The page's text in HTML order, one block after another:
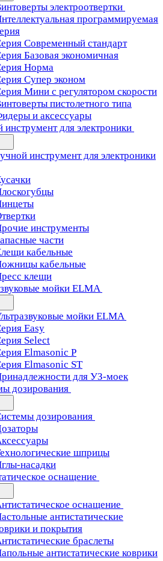
электроотвертки
программируемая
Современный стандарт
Базовая экономичная
Норма
Cупер эконом
Мини с регулятором скорости
пистолетного типа
и аксессуары
инструмент для электроники
инструмент для электроники
инструменты
части
кабельные
кабельные
клещи
мойки ELMA
мойки ELMA
Easy
Select
Elmasonic P
Elmasonic ST
для УЗ-моек
дозирования
дозирования
шприцы
насадки
оснащение
оснащение
антистатические
и покрытия
браслеты
антистатические коврики